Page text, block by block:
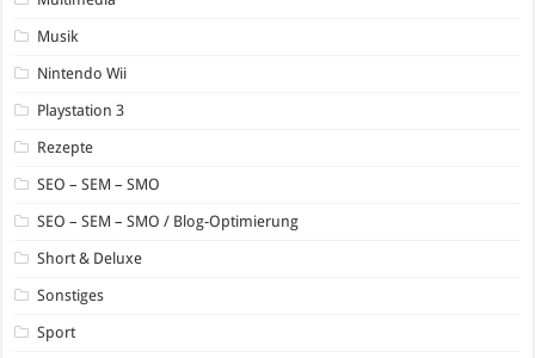
Musik
Nintendo Wii
Playstation 3
Rezepte
SEO – SEM – SMO
SEO – SEM – SMO / Blog-Optimierung
Short & Deluxe
Sonstiges
Sport